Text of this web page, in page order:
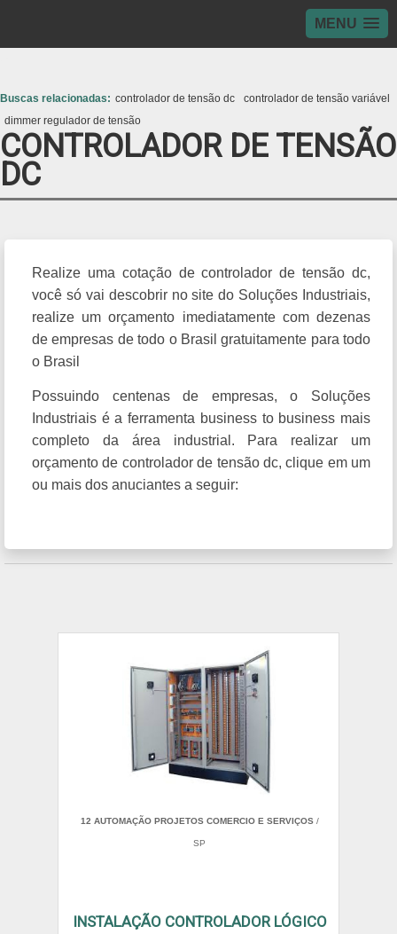
MENU
Buscas relacionadas: controlador de tensão dc
controlador de tensão variável
dimmer regulador de tensão
CONTROLADOR DE TENSÃO
DC
Realize uma cotação de controlador de tensão dc,
você só vai descobrir no site do Soluções Industriais,
realize um orçamento imediatamente com dezenas
de empresas de todo o Brasil gratuitamente para todo
o Brasil
Possuindo centenas de empresas, o Soluções
Industriais é a ferramenta business to business mais
completo da área industrial. Para realizar um
orçamento de controlador de tensão dc, clique em um
ou mais dos anuciantes a seguir:
12 AUTOMAÇÃO PROJETOS COMERCIO E SERVIÇOS/
SP
INSTALAÇÃO CONTROLADOR LÓGICO